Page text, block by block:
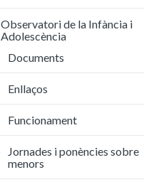
Observatori de la Infància i
Adolescència
Documents
Enllaços
Funcionament
Jornades i ponències sobre
menors